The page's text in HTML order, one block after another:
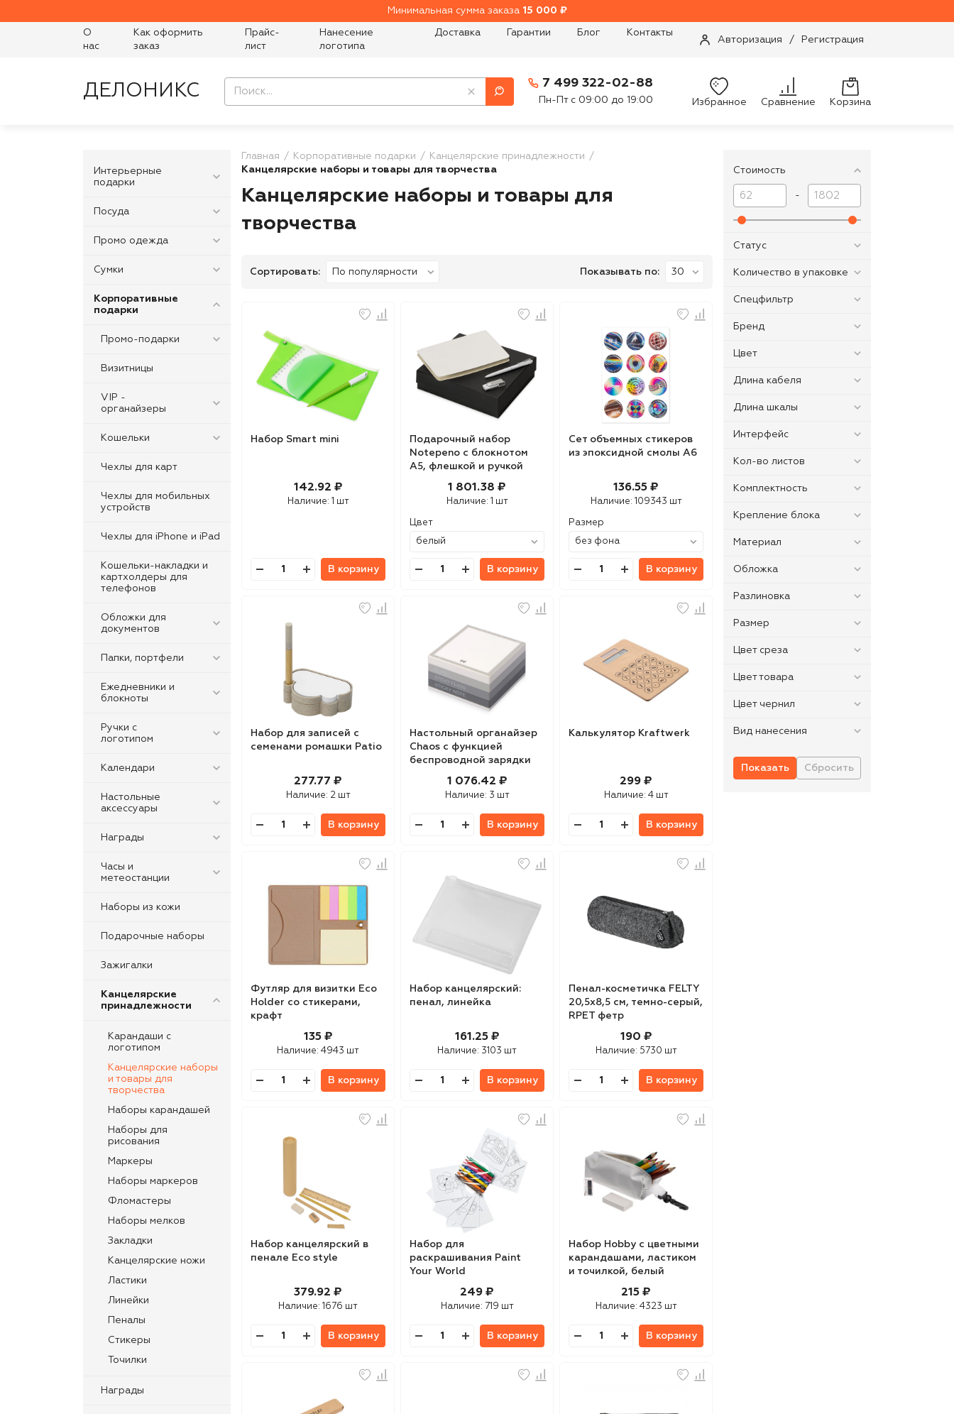
Минимальная сумма заказа 15 000 ₽
О
нас
Как оформить
заказ
Прайс-
лист
Нанесение
логотипа
Доставка Гарантии Блог Контакты
Авторизация / Регистрация
ДЕЛОНИКС 7 499 322-02-88
Пн-Пт с 09:00 до 19:00 Избранное Сравнение Корзина
Интерьерные
подарки
Посуда
Промо одежда
Сумки
Корпоративные
подарки
Промо-подарки
Визитницы
VIP -
oрганайзеры
Кошельки
Чехлы для карт
Чехлы для мобильных
устройств
Чехлы для iPhone и iPad
Кошельки-накладки и
картхолдеры для
телефонов
Обложки для
документов
Папки, портфели
Ежедневники и
блокноты
Ручки с
логотипом
Календари
Настольные
аксессуары
Награды
Часы и
метеостанции
Наборы из кожи
Подарочные наборы
Зажигалки
Канцелярские
принадлежности
Карандаши с
логотипом
Канцелярские наборы
и товары для
творчества
Наборы карандашей
Наборы для
рисования
Маркеры
Наборы маркеров
Фломастеры
Наборы мелков
Закладки
Канцелярские ножи
Ластики
Линейки
Пеналы
Стикеры
Точилки
Награды
Главная Корпоративные подарки
Канцелярские принадлежности
Канцелярские наборы и товары для творчества
Канцелярские наборы и товары для
творчества
Сортировать: Показывать по:
Набор Smart mini
142.92 ₽
Наличие: 1 шт
В корзину
Подарочный набор
Notepeno с блокнотом
А5, флешкой и ручкой
1 801.38 ₽
Наличие: 1 шт
Цвет
В корзину
Сет объемных стикеров
из эпоксидной смолы А6
136.55 ₽
Наличие: 109343 шт
Размер
В корзину
Набор для записей с
семенами ромашки Patio
277.77 ₽
Наличие: 2 шт
В корзину
Настольный органайзер
Chaos с функцией
беспроводной зарядки
1 076.42 ₽
Наличие: 3 шт
В корзину
Калькулятор Kraftwerk
299 ₽
Наличие: 4 шт
В корзину
Футляр для визитки Eco
Holder со стикерами,
крафт
135 ₽
Наличие: 4943 шт
В корзину
Набор канцелярский:
пенал, линейка
161.25 ₽
Наличие: 3103 шт
В корзину
Пенал-косметичка FELTY
20,5х8,5 см, темно-серый,
RPET фетр
190 ₽
Наличие: 5730 шт
В корзину
Набор канцелярский в
пенале Eco style
379.92 ₽
Наличие: 1676 шт
В корзину
Набор для
раскрашивания Paint
Your World
249 ₽
Наличие: 719 шт
В корзину
Набор Hobby с цветными
карандашами, ластиком
и точилкой, белый
215 ₽
Наличие: 4323 шт
В корзину
Стоимость
-
Статус
Количество в упаковке
Спецфильтр
Бренд
Цвет
Длина кабеля
Длина шкалы
Интерфейс
Кол-во листов
Комплектность
Крепление блока
Материал
Обложка
Разлиновка
Размер
Цвет среза
Цвет товара
Цвет чернил
Вид нанесения